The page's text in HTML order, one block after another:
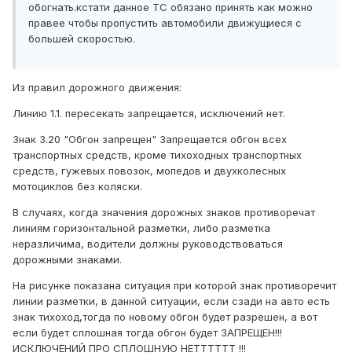
обогнать.кстати данное ТС обязано принять как можно
правее чтобы пропустить автомобили движущиеся с
большей скоростью.
Из правил дорожного движения:
Линию 1.1. пересекать запрещается, исключений нет.
Знак 3.20 "Обгон запрещен" Запрещается обгон всех
транспортных средств, кроме тихоходных транспортных
средств, гужевых повозок, мопедов и двухколесных
мотоциклов без коляски.
В случаях, когда значения дорожных знаков противоречат
линиям горизонтальной разметки, либо разметка
неразличима, водители должны руководствоваться
дорожными знаками.
На рисунке показана ситуация при которой знак противоречит
линии разметки, в данной ситуации, если сзади на авто есть
знак тихоход,тогда по новому обгон будет разрешен, а вот
если будет сплошная тогда обгон будет ЗАПРЕЩЕН!!!
ИСКЛЮЧЕНИЙ ПРО СПЛОШНУЮ НЕТТТТТТ !!!